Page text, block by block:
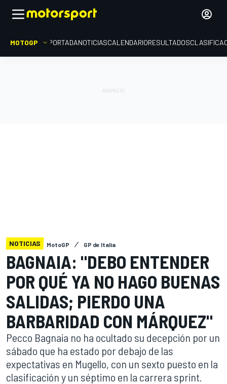
MOTOGP PORTADANOTICIASCALENDARIORESULTADOS
NOTICIAS MotoGP GP de Italia
BAGNAIA: "DEBO ENTENDER
POR QUÉ YA NO HAGO BUENAS
SALIDAS; PIERDO UNA
BARBARIDAD CON MÁRQUEZ"
Pecco Bagnaia no ha ocultado su decepción por un
sábado que ha estado por debajo de las
expectativas en Mugello, con un sexto puesto en la
clasificación y un séptimo en la carrera sprint.